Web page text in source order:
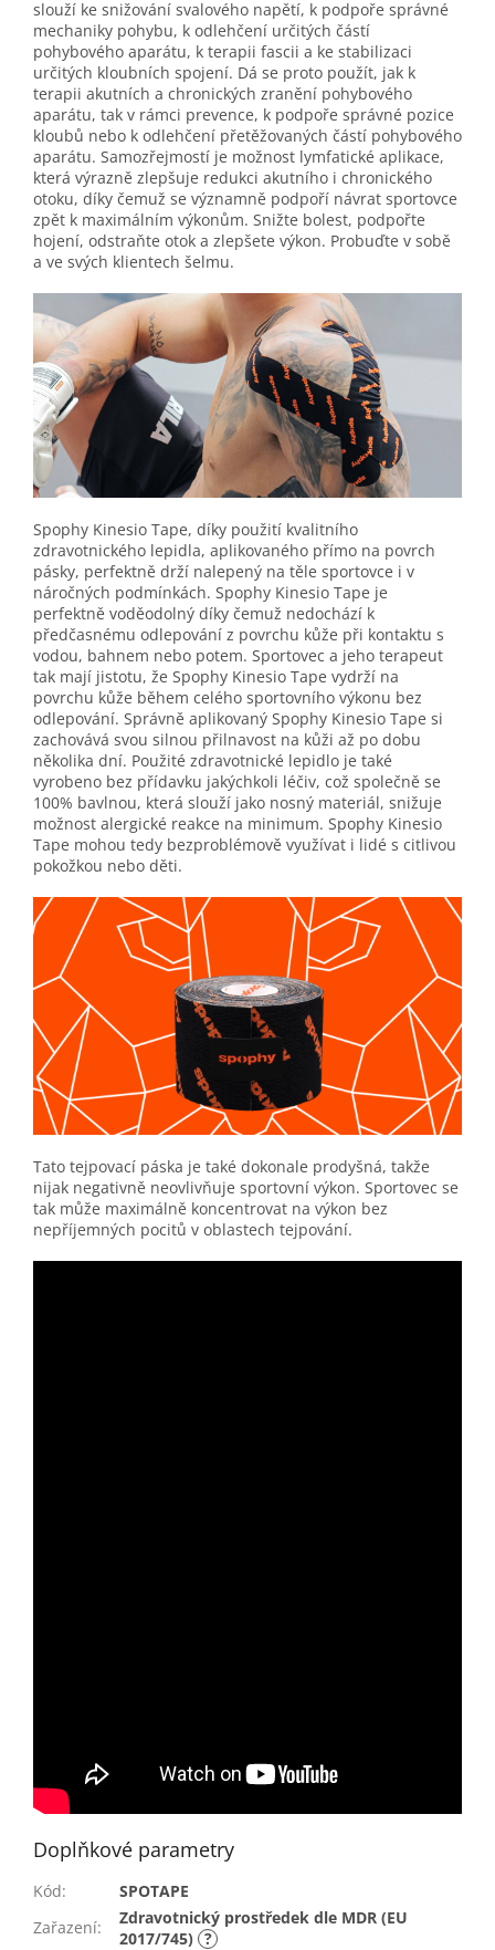
slouží ke snižování svalového napětí, k podpoře správné
mechaniky pohybu, k odlehčení určitých částí
pohybového aparátu, k terapii fascii a ke stabilizaci
určitých kloubních spojení. Dá se proto použít, jak k
terapii akutních a chronických zranění pohybového
aparátu, tak v rámci prevence, k podpoře správné pozice
kloubů nebo k odlehčení přetěžovaných částí pohybového
aparátu. Samozřejmostí je možnost lymfatické aplikace,
která výrazně zlepšuje redukci akutního i chronického
otoku, díky čemuž se významně podpoří návrat sportovce
zpět k maximálním výkonům. Snižte bolest, podpořte
hojení, odstraňte otok a zlepšete výkon. Probuďte v sobě
a ve svých klientech šelmu.
Spophy Kinesio Tape, díky použití kvalitního
zdravotnického lepidla, aplikovaného přímo na povrch
pásky, perfektně drží nalepený na těle sportovce i v
náročných podmínkách. Spophy Kinesio Tape je
perfektně voděodolný díky čemuž nedochází k
předčasnému odlepování z povrchu kůže při kontaktu s
vodou, bahnem nebo potem. Sportovec a jeho terapeut
tak mají jistotu, že Spophy Kinesio Tape vydrží na
povrchu kůže během celého sportovního výkonu bez
odlepování. Správně aplikovaný Spophy Kinesio Tape si
zachovává svou silnou přilnavost na kůži až po dobu
několika dní. Použité zdravotnické lepidlo je také
vyrobeno bez přídavku jakýchkoli léčiv, což společně se
100% bavlnou, která slouží jako nosný materiál, snižuje
možnost alergické reakce na minimum. Spophy Kinesio
Tape mohou tedy bezproblémově využívat i lidé s citlivou
pokožkou nebo děti.
Tato tejpovací páska je také dokonale prodyšná, takže
nijak negativně neovlivňuje sportovní výkon. Sportovec se
tak může maximálně koncentrovat na výkon bez
nepříjemných pocitů v oblastech tejpování.
Doplňkové parametry
Kód:
SPOTAPE
Zařazení:
Zdravotnický prostředek dle MDR (EU
2017/745) ?